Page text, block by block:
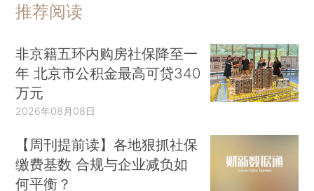
推荐阅读
非京籍五环内购房社保降至一
年 北京市公积金最高可贷340
万元
2026年08月08日
【周刊提前读】各地狠抓社保
缴费基数 合规与企业减负如
何平衡？